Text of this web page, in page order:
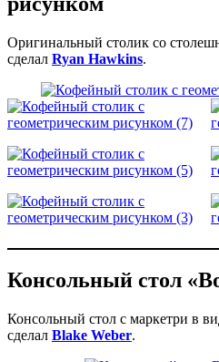
Оригинальный столик со
сделал Ryan Hawkins.
Консольный стол
Консольный стол с маркетри в
сделал Blake Weber.